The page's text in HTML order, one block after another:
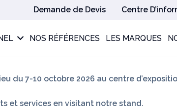
Demande de Devis Centre
NOS RÉFÉRENCES LES MARQUES
du 7-10 octobre 2026 au centre
et services en visitant notre stand.